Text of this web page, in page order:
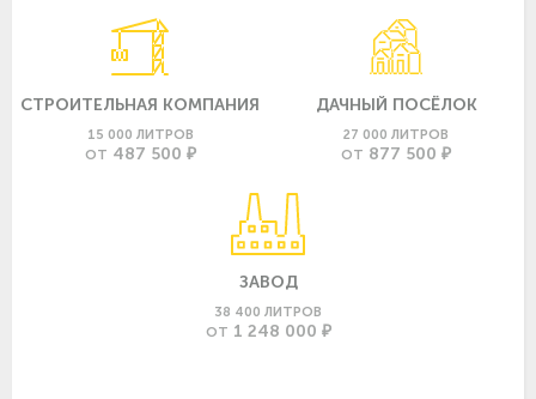
СТРОИТЕЛЬНАЯ КОМПАНИЯ
15 000 ЛИТРОВ
ОТ 487 500 ₽
ДАЧНЫЙ ПОСЁЛОК
27 000 ЛИТРОВ
ОТ 877 500 ₽
ЗАВОД
38 400 ЛИТРОВ
ОТ 1 248 000 ₽